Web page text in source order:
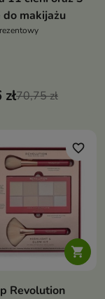
do makijażu
70,75 zł

favorite_border
Revolution